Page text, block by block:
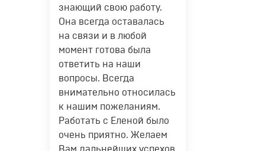
знающий свою работу.
Она всегда оставалась
на связи и в любой
момент готова была
ответить на наши
вопросы. Всегда
внимательно относилась
к нашим пожеланиям.
Работать с Еленой было
очень приятно. Желаем